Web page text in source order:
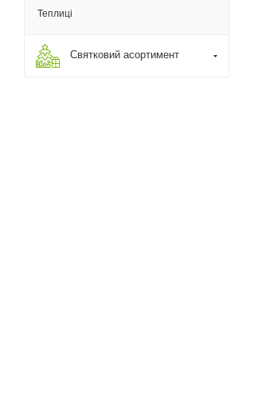
Теплиці
Святковий асортимент